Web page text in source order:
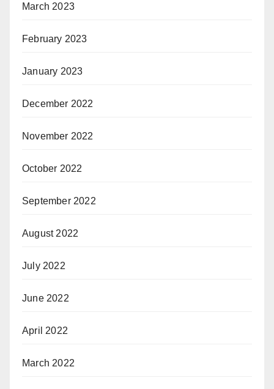
March 2023
February 2023
January 2023
December 2022
November 2022
October 2022
September 2022
August 2022
July 2022
June 2022
April 2022
March 2022